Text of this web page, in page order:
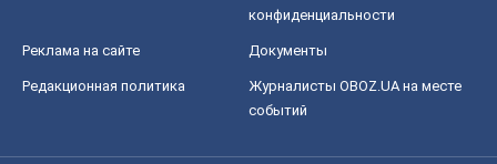
конфиденциальности
Реклама на сайте Документы
Редакционная политика
Журналисты OBOZ.UA на месте
событий